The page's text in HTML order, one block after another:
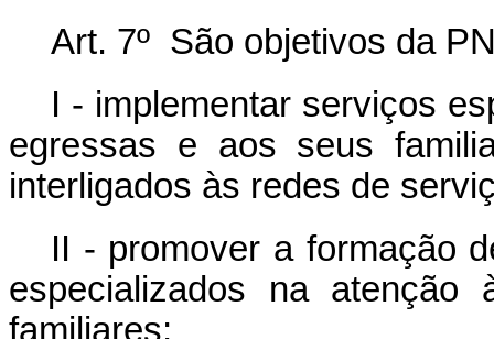
Art. 7º São objetivos da
I - implementar serviços
egressas e aos seus
interligados às redes de
II - promover a formação
especializados na
familiares;